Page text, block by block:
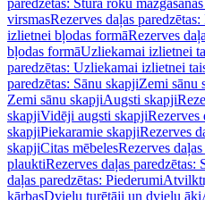
paredzētas: Stūra roku
virsmasRezerves daļas
izlietnei bļodas formāRezerves
bļodas formāUzliekamai izlietnei
paredzētas: Uzliekamai izlietnei
paredzētas: Sānu skapjiZemi sānu
Zemi sānu skapjiAugsti skapji
skapjiVidēji augsti skapjiRezerves
skapjiPiekaramie skapjiRezerves
skapjiCitas mēbelesRezerves
plauktiRezerves daļas paredzētas:
daļas paredzētas: Piederumi
kārbasDvieļu turētāji un dvieļu āķi